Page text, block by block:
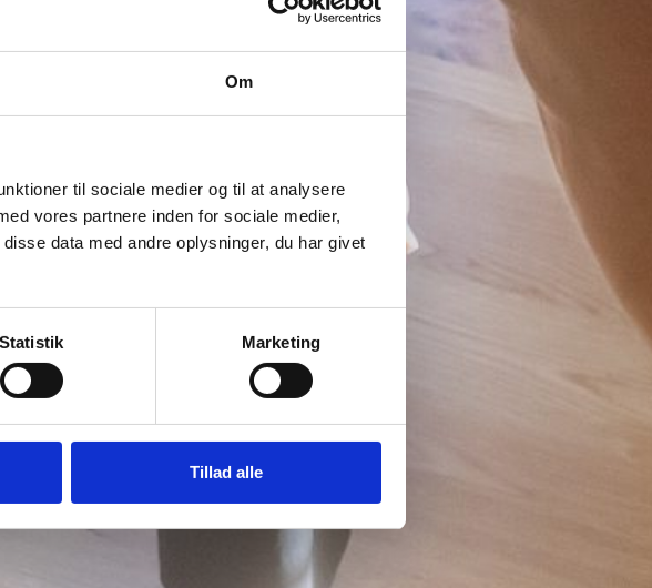
Om
til sociale medier og til at analysere
vores partnere inden for sociale medier,
data med andre oplysninger, du har givet
Statistik Marketing
Tillad alle